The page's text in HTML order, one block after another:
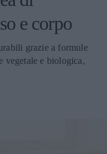
e corpo
grazie a formule
vegetale e biologica,